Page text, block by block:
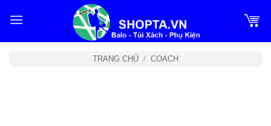
qua
TRANG CHỦ / COACH